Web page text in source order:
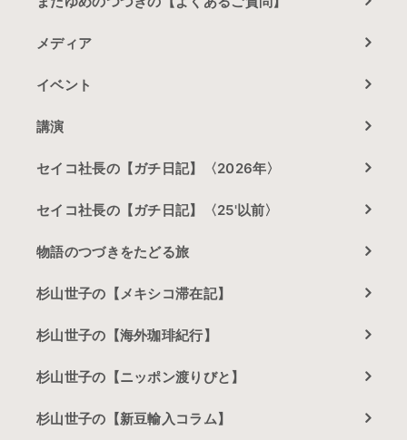
メディア
イベント
講演
セイコ社長の【ガチ日記】〈2026年〉
セイコ社長の【ガチ日記】〈25'以前〉
物語のつづきをたどる旅
杉山世子の【メキシコ滞在記】
杉山世子の【海外珈琲紀行】
杉山世子の【ニッポン渡りびと】
杉山世子の【新豆輸入コラム】